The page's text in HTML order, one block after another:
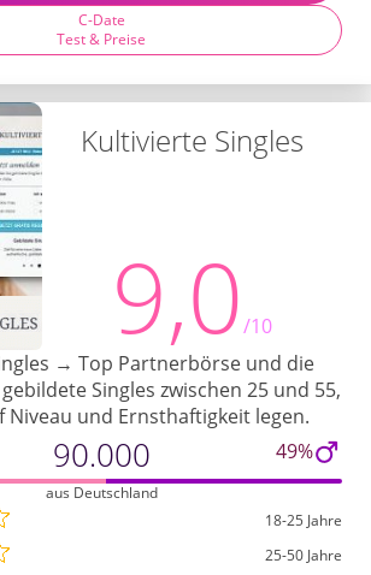
C-Date
Test & Preise
Kultivierte Singles
9,0/10
→ Top Partnerbörse und die
Singles zwischen 25 und 55,
Niveau und Ernsthaftigkeit legen.
90.000 49%
aus Deutschland
18-25 Jahre
25-50 Jahre